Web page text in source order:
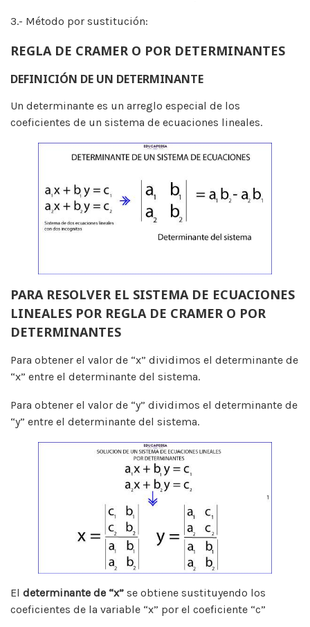
3.- Método por sustitución:
REGLA DE CRAMER O POR DETERMINANTES
DEFINICIÓN DE UN DETERMINANTE
Un determinante es un arreglo especial de los
coeficientes de un sistema de ecuaciones lineales.
PARA RESOLVER EL SISTEMA DE ECUACIONES
LINEALES POR REGLA DE CRAMER O POR
DETERMINANTES
Para obtener el valor de “x” dividimos el determinante de
“x” entre el determinante del sistema.
Para obtener el valor de “y” dividimos el determinante de
“y” entre el determinante del sistema.
El determinante de “x” se obtiene sustituyendo los
coeficientes de la variable “x” por el coeficiente “c”